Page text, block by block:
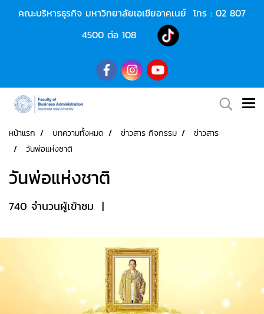
คณะบริหารธุรกิจ มหาวิทยาลัยเอเชียอาคเนย์ โทร : 02 807
4500ต่อ 108
หน้าแรก บทความทั้งหมด ข่าวสาร กิจกรรม
ข่าวสาร
วันพ่อแห่งชาติ
วันพ่อแห่งชาติ
740 จำนวนผู้เข้าชม |